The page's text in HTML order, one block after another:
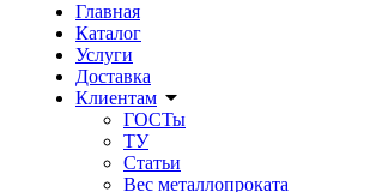
Главная
Каталог
Услуги
Доставка
Клиентам
ГОСТы
ТУ
Статьи
Вес металлопроката